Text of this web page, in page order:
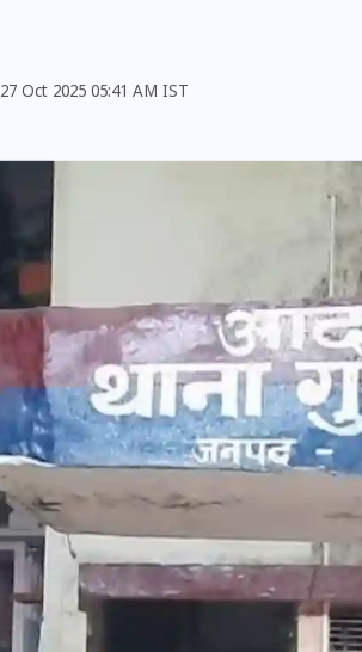
Oct 2025 05:41 AM IST
कार्यक्रम में
तारीखों की
2025